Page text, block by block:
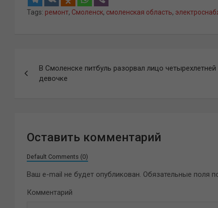
Tags: ремонт, Смоленск, смоленская область,
по
В Смоленске питбуль разорвал лицо четырехлетней
девочке
Оставить комментарий
Default Comments (0)
Ваш e-mail не будет опубликован. Обязательные поля
Комментарий